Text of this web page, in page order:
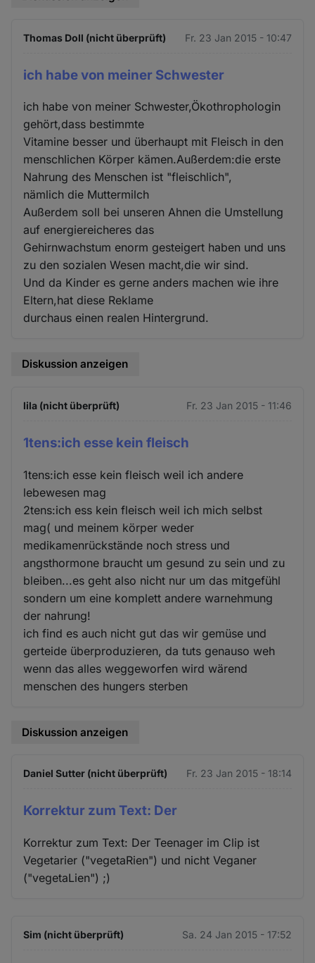
Thomas Doll (nicht überprüft) Fr. 23 Jan 2015 - 10:47
ich habe von meiner Schwester
ich habe von meiner Schwester,Ökothrophologin
gehört,dass bestimmte
Vitamine besser und überhaupt mit Fleisch in den
menschlichen Körper kämen.Außerdem:die erste
Nahrung des Menschen ist "fleischlich",
nämlich die Muttermilch
Außerdem soll bei unseren Ahnen die Umstellung
auf energiereicheres das
Gehirnwachstum enorm gesteigert haben und uns
zu den sozialen Wesen macht,die wir sind.
Und da Kinder es gerne anders machen wie ihre
Eltern,hat diese Reklame
durchaus einen realen Hintergrund.
Diskussion anzeigen
lila (nicht überprüft) Fr. 23 Jan 2015 - 11:46
1tens:ich esse kein fleisch
1tens:ich esse kein fleisch weil ich andere
lebewesen mag
2tens:ich ess kein fleisch weil ich mich selbst
mag( und meinem körper weder
medikamenrückstände noch stress und
angsthormone braucht um gesund zu sein und zu
bleiben...es geht also nicht nur um das mitgefühl
sondern um eine komplett andere warnehmung
der nahrung!
ich find es auch nicht gut das wir gemüse und
gerteide überproduzieren, da tuts genauso weh
wenn das alles weggeworfen wird wärend
menschen des hungers sterben
Diskussion anzeigen
Daniel Sutter (nicht überprüft) Fr. 23 Jan 2015 - 18:14
Korrektur zum Text: Der
Korrektur zum Text: Der Teenager im Clip ist
Vegetarier ("vegetaRien") und nicht Veganer
("vegetaLien") ;)
Sim (nicht überprüft) Sa. 24 Jan 2015 - 17:52